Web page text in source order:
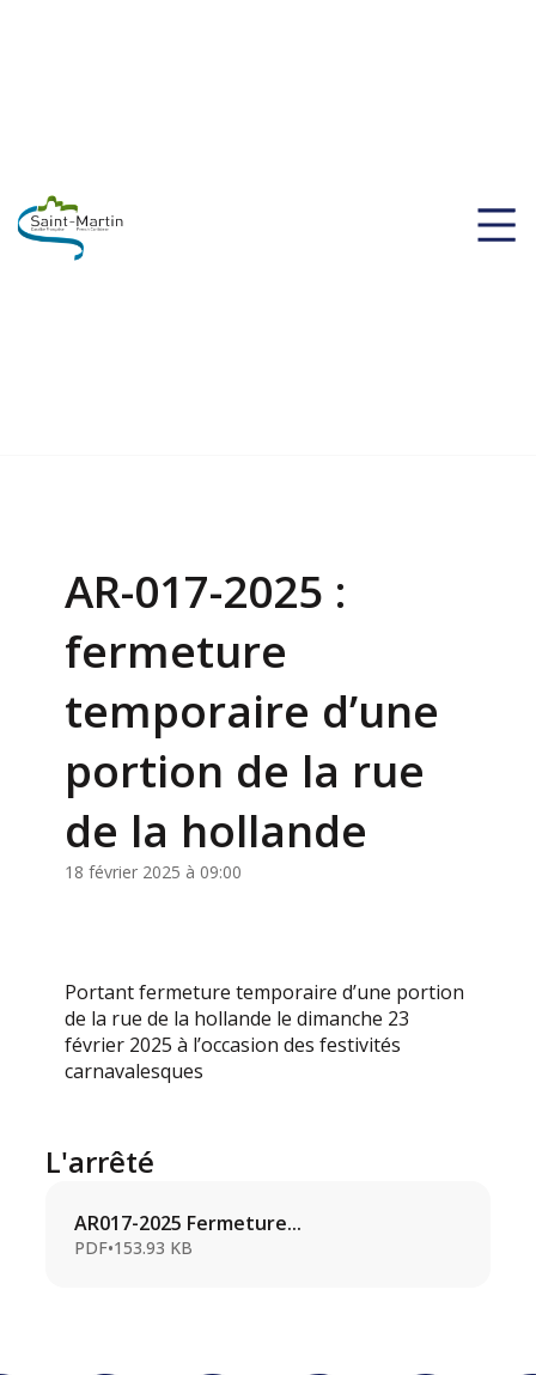
AR-017-2025 :
fermeture
temporaire d’une
portion de la rue
de la hollande
18 février 2025 à 09:00
Portant fermeture temporaire d’une portion
de la rue de la hollande le dimanche 23
février 2025 à l’occasion des festivités
carnavalesques
L'arrêté
AR017-2025 Fermeture...
PDF•153.93 KB